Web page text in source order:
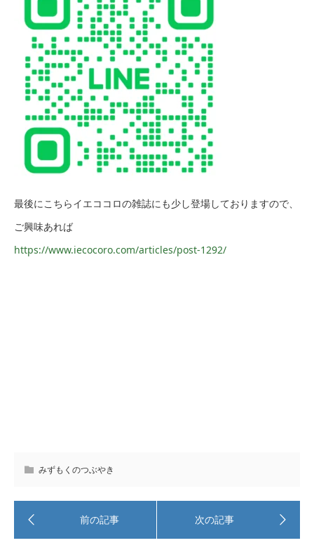
最後にこちらイエココロの雑誌にも少し登場しておりますので、
ご興味あれば
https://www.iecocoro.com/articles/post-1292/
みずもくのつぶやき